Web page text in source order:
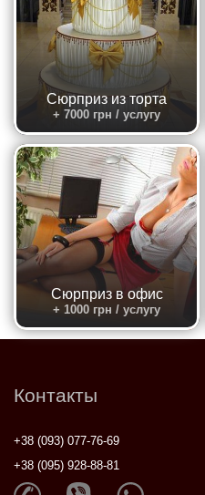
Сюрприз из торта
+ 7000 грн / услугу
Сюрприз в офис
+ 1000 грн / услугу
Контакты
+38 (093) 077-76-69
+38 (095) 928-88-81